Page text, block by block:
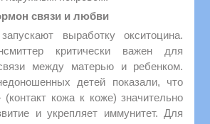
связи и любви
выработку окситоцина.
критически важен для
между матерью и ребенком.
детей показали, что
(контакт кожа к коже) значительно
и укрепляет иммунитет. Для